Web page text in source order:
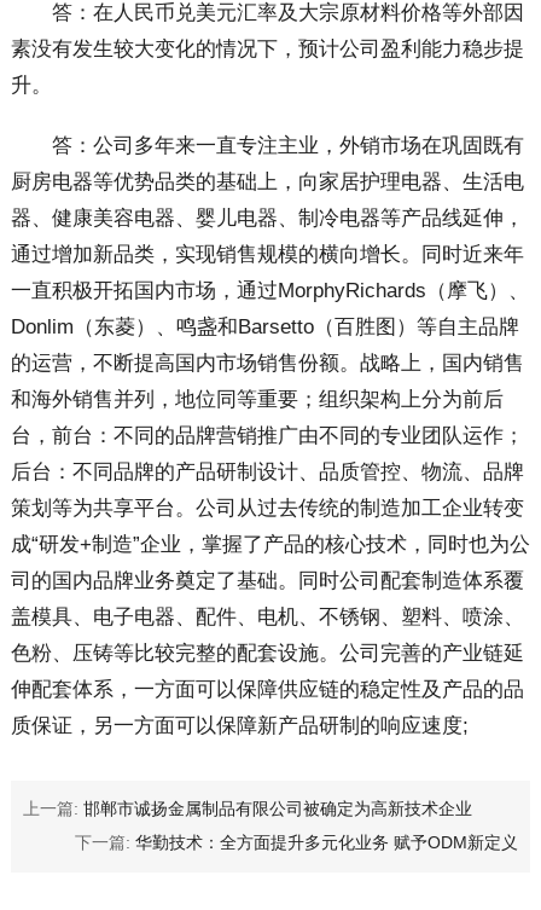
答：在人民币兑美元汇率及大宗原材料价格等外部因
素没有发生较大变化的情况下，预计公司盈利能力稳步提
升。
答：公司多年来一直专注主业，外销市场在巩固既有
厨房电器等优势品类的基础上，向家居护理电器、生活电
器、健康美容电器、婴儿电器、制冷电器等产品线延伸，
通过增加新品类，实现销售规模的横向增长。同时近来年
一直积极开拓国内市场，通过MorphyRichards（摩飞）、
Donlim（东菱）、鸣盏和Barsetto（百胜图）等自主品牌
的运营，不断提高国内市场销售份额。战略上，国内销售
和海外销售并列，地位同等重要；组织架构上分为前后
台，前台：不同的品牌营销推广由不同的专业团队运作；
后台：不同品牌的产品研制设计、品质管控、物流、品牌
策划等为共享平台。公司从过去传统的制造加工企业转变
成“研发+制造”企业，掌握了产品的核心技术，同时也为公
司的国内品牌业务奠定了基础。同时公司配套制造体系覆
盖模具、电子电器、配件、电机、不锈钢、塑料、喷涂、
色粉、压铸等比较完整的配套设施。公司完善的产业链延
伸配套体系，一方面可以保障供应链的稳定性及产品的品
质保证，另一方面可以保障新产品研制的响应速度;
上一篇: 邯郸市诚扬金属制品有限公司被确定为高新技术企业
下一篇:华勤技术：全方面提升多元化业务 赋予ODM新定义